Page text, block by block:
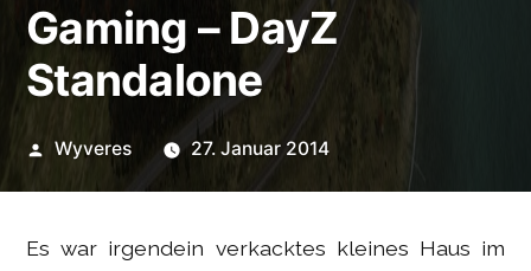
Gaming – DayZ
Standalone
Veröffentlicht
Wyveres 27. Januar 2014
Es war irgendein verkacktes kleines Haus im